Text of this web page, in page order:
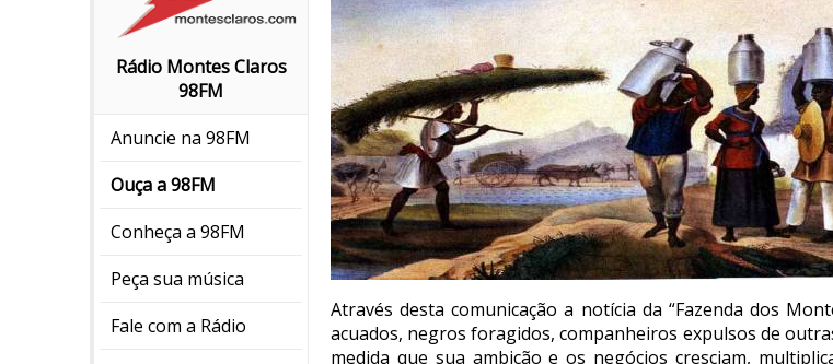
Rádio Montes Claros
98FM
Anuncie na 98FM
Ouça a 98FM
Conheça a 98FM
Peça sua música
Fale com a Rádio
Através desta comunicação a notícia da “Fazenda dos
acuados, negros foragidos, companheiros expulsos de
medida que sua ambição e os negócios cresciam,